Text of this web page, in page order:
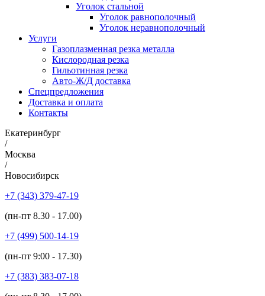
Уголок стальной
Уголок равнополочный
Уголок неравнополочный
Услуги
Газоплазменная резка металла
Кислородная резка
Гильотинная резка
Авто-Ж/Д доставка
Спецпредложения
Доставка и оплата
Контакты
Екатеринбург
/
Москва
/
Новосибирск
+7 (343) 379-47-19
(пн-пт 8.30 - 17.00)
+7 (499) 500-14-19
(пн-пт 9:00 - 17.30)
+7 (383) 383-07-18